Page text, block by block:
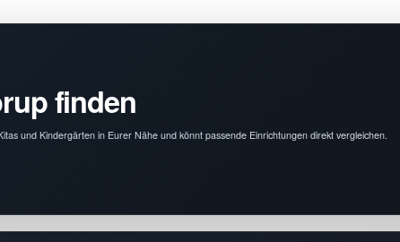
finden
und Kindergärten in Eurer Nähe und könnt passende Einrichtungen direkt vergleichen.